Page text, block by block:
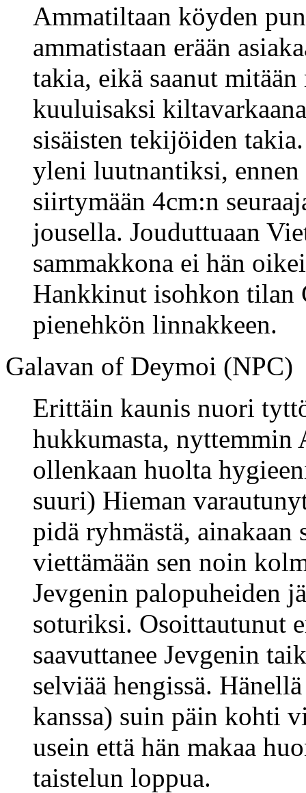
Ammatiltaan köyden
ammatistaan erään
takia, eikä saanut
kuuluisaksi
sisäisten tekijöiden
yleni luutnantiksi,
siirtymään 4cm:n
jousella. Jouduttuaan
sammakkona ei hän
Hankkinut isohkon tilan
pienehkön linnakkeen.
Galavan of Deymoi (NPC)
Erittäin kaunis nuori
hukkumasta,
ollenkaan huolta
suuri) Hieman
pidä ryhmästä,
viettämään sen noin
Jevgenin palopuheiden
soturiksi. Osoittautunut
saavuttanee Jevgenin
selviää hengissä.
kanssa) suin päin kohti
usein että hän makaa
taistelun loppua.